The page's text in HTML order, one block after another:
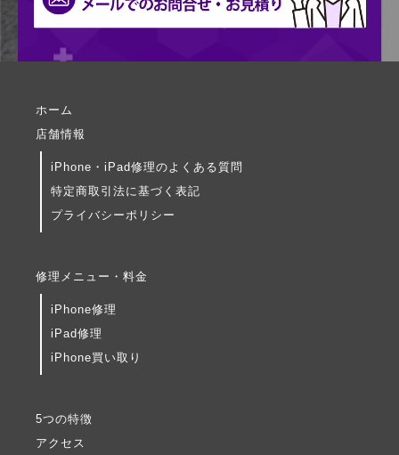
ホーム
店舗情報
iPhone・iPad修理のよくある質問
特定商取引法に基づく表記
プライバシーポリシー
修理メニュー・料金
iPhone修理
iPad修理
iPhone買い取り
5つの特徴
アクセス